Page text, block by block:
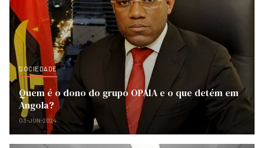
SOCIEDADE
Quem é o dono do grupo OPAIA e o que detém em
Angola?
03-JUN-2024